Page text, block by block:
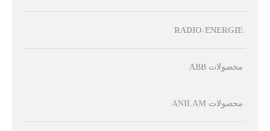
RADIO-ENERGIE
محصولات ABB
محصولات ANILAM